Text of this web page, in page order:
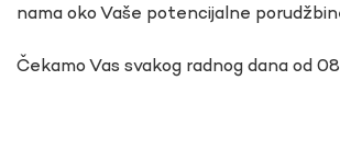
nama oko Vaše potencijalne
Čekamo Vas svakog radnog dana od